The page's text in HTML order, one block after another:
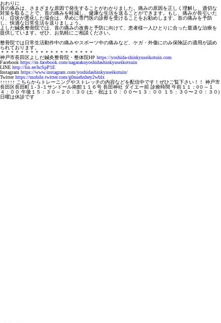
おわりに
首の痛みは、さまざまな原因で発生することがわかりました。痛みの原因を正しく理解し、適切な
対策を取ることで、首の痛みを軽減し、健康な生活を送ることができます。もし、痛みが長引いた
り、症状が悪化した場合は、早めに専門医の診察を受けることをお勧めします。首の痛みを予防
し、快適な日常生活を送りましょう。
よしだ鍼灸整骨院では、首の痛みの改善と予防に向けて、患者様一人ひとりに合った最適な治療を
提供しています。ぜひ、お気軽にご相談ください。
整骨院では日常生活動作中の痛みやスポーツ中の痛みなど、ケガ・外傷にのみ保険証の適用が認め
られております。
＊＊＊＊＊＊＊＊＊＊＊＊＊＊＊＊＊＊＊
神戸市長田区よしだ鍼灸整骨院・整体院HP https://yoshida-shinkyuseikotuin.com
Facebook https://m.facebook.com/nagatakuyoshidashinkyuseikotsuin
LINE http://lin.ee/hcSpP1E
Instagram https://www.instagram.com/yoshidashinkyuseikotuin/
Twitterhttps://mobile.twitter.com/g0nuehxhey2wblx
↑↑↑↑↑↑ こちらからトレーニングやストレッチの内容などを配信中です！ぜひご覧下さい！！ 神戸市
長田区長田町１-３-１サンドール南館１１６号 長田神社 ダイエー前 診療時間 午前１１：0０～１
４：００ 午後１５：３０～２０：３０ (土・祝は１０：００〜１３：００ １５：３０〜２０：３０)
日曜は休診です